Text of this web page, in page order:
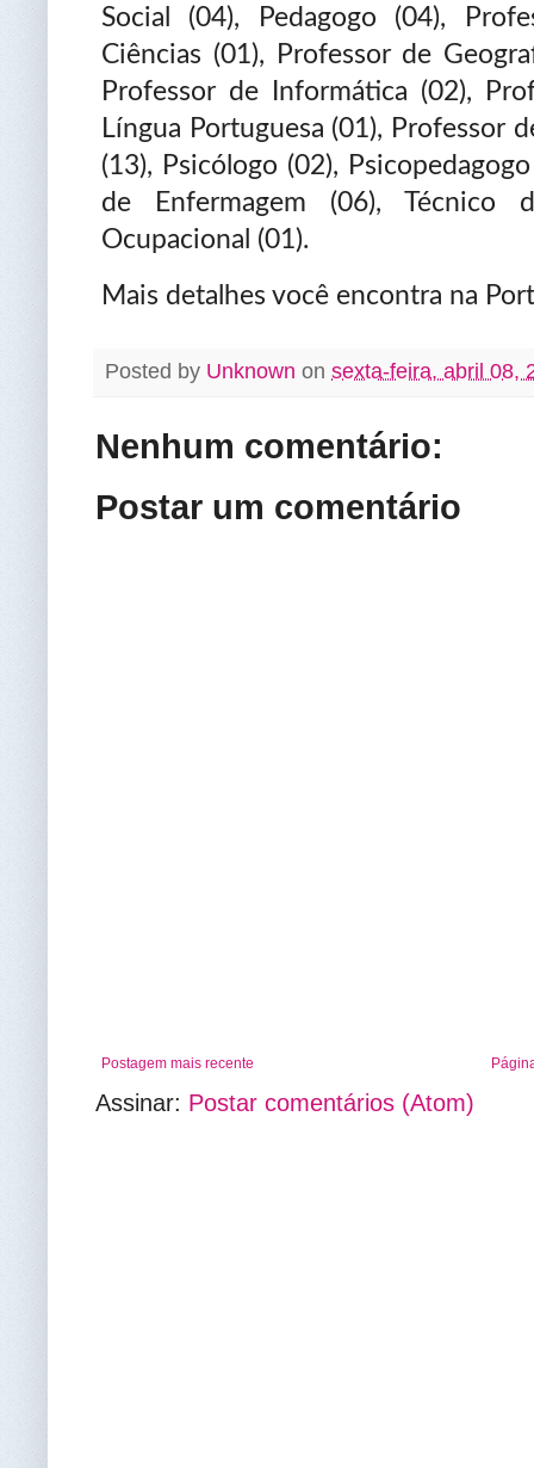
Social (04), Pedagogo (04),
Ciências (01), Professor de
Professor de Informática (02),
Língua Portuguesa (01), Professor
(13), Psicólogo (02),
de Enfermagem (06), Técnico
Ocupacional (01).
Mais detalhes você encontra na
Posted by Unknown on sexta-feira, abril 08,
Nenhum comentário:
Postar um comentário
Postagem mais recente
Assinar: Postar comentários (Atom)